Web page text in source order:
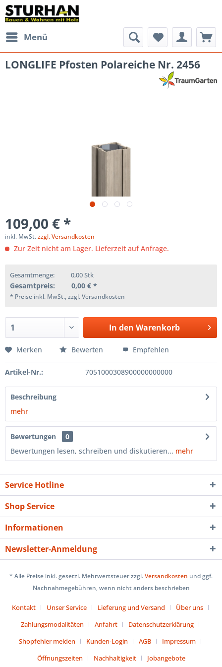
Menü
LONGLIFE Pfosten Polareiche Nr. 2456
109,00 € *
inkl. MwSt.zzgl. Versandkosten
Zur Zeit nicht am Lager. Lieferzeit auf Anfrage.
Gesamtmenge: 0,00Stk
Gesamtpreis: 0,00 € *
* Preise inkl. MwSt., zzgl. Versandkosten
In den Warenkorb
Merken Bewerten Empfehlen
Artikel-Nr.: 7051000308900000000000
Beschreibung
mehr
Bewertungen
0
Bewertungen lesen, schreiben und diskutieren... mehr
Service Hotline
Shop Service
Informationen
Newsletter-Anmeldung
* Alle Preise inkl. gesetzl. Mehrwertsteuer zzgl.Versandkosten und ggf.
Nachnahmegebühren, wenn nicht anders beschrieben
Kontakt Unser Service Lieferung und Versand
Über uns
Zahlungsmodalitäten
Anfahrt
Datenschutzerklärung
Shopfehler melden
Kunden-Login AGB
Impressum
Öffnungszeiten
Nachhaltigkeit
Jobangebote